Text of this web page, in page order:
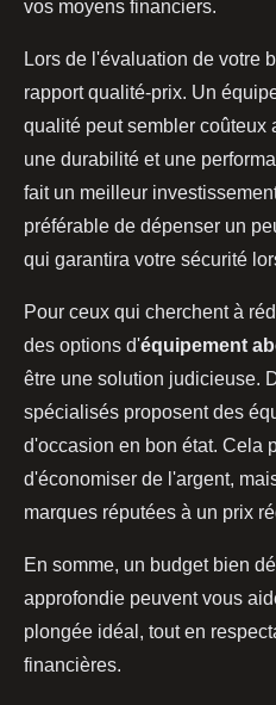
vos moyens financiers.
Lors de l'évaluation de votre
rapport qualité-prix. Un
qualité peut sembler coûteux
une durabilité et une
fait un meilleur
préférable de dépenser un
qui garantira votre sécurité
Pour ceux qui cherchent à
des options d'équipement
être une solution judicieuse.
spécialisés proposent des
d'occasion en bon état. Cela
d'économiser de l'argent,
marques réputées à un prix
En somme, un budget bien
approfondie peuvent vous
plongée idéal, tout en
financières.